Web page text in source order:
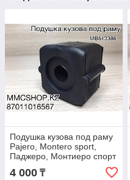
Подушка кузова под раму
Pajero, Montero sport,
Паджеро, Монтиеро спорт
4 000 ₸